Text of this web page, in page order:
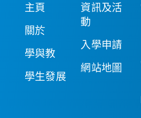
主頁
關於
學與教
學生發展
資訊及活
動
入學申請
網站地圖